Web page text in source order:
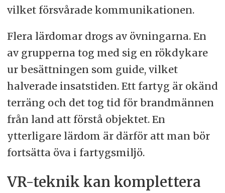
vilket försvårade kommunikationen.
Flera lärdomar drogs av övningarna. En
av grupperna tog med sig en rökdykare
ur besättningen som guide, vilket
halverade insatstiden. Ett fartyg är okänd
terräng och det tog tid för brandmännen
från land att förstå objektet. En
ytterligare lärdom är därför att man bör
fortsätta öva i fartygsmiljö.
VR-teknik kan komplettera